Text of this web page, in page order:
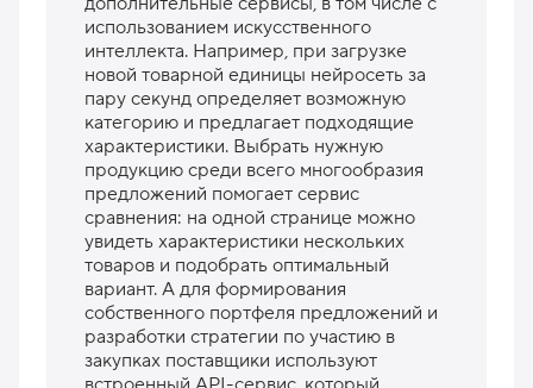
использованием искусственного
интеллекта. Например, при загрузке
новой товарной единицы нейросеть за
пару секунд определяет возможную
категорию и предлагает подходящие
характеристики. Выбрать нужную
продукцию среди всего многообразия
предложений помогает сервис
сравнения: на одной странице можно
увидеть характеристики нескольких
товаров и подобрать оптимальный
вариант. А для формирования
собственного портфеля предложений и
разработки стратегии по участию в
закупках поставщики используют